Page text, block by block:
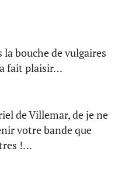
bouche de vulgaires
fait plaisir…
de Villemar, de je ne
votre bande que
!…